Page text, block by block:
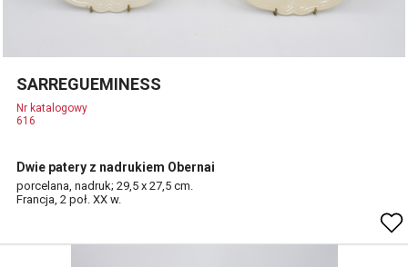
SARREGUEMINESS
Nr katalogowy
616
Dwie patery z nadrukiem Obernai
porcelana, nadruk; 29,5 x 27,5 cm.
Francja, 2 poł. XX w.